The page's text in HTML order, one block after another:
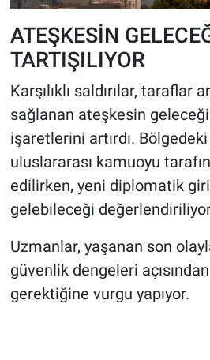
ATEŞKESİN
TARTIŞILIYOR
Karşılıklı saldırılar, taraflar
sağlanan ateşkesin
işaretlerini artırdı.
uluslararası kamuoyu
edilirken, yeni diplomatik
gelebileceği
Uzmanlar, yaşanan son
güvenlik dengeleri
gerektiğine vurgu yapıyor.